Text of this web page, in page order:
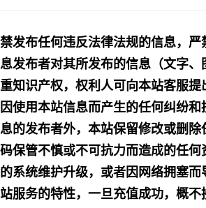
发布任何违反法律法规的信息，
发布者对其所发布的信息（文字
知识产权，权利人可向本站客服
使用本站信息而产生的任何纠纷
的发布者外，本站保留修改或删除
保管不慎或不可抗力而造成的任
系统维护升级，或者因网络拥塞
服务的特性，一旦充值成功，概